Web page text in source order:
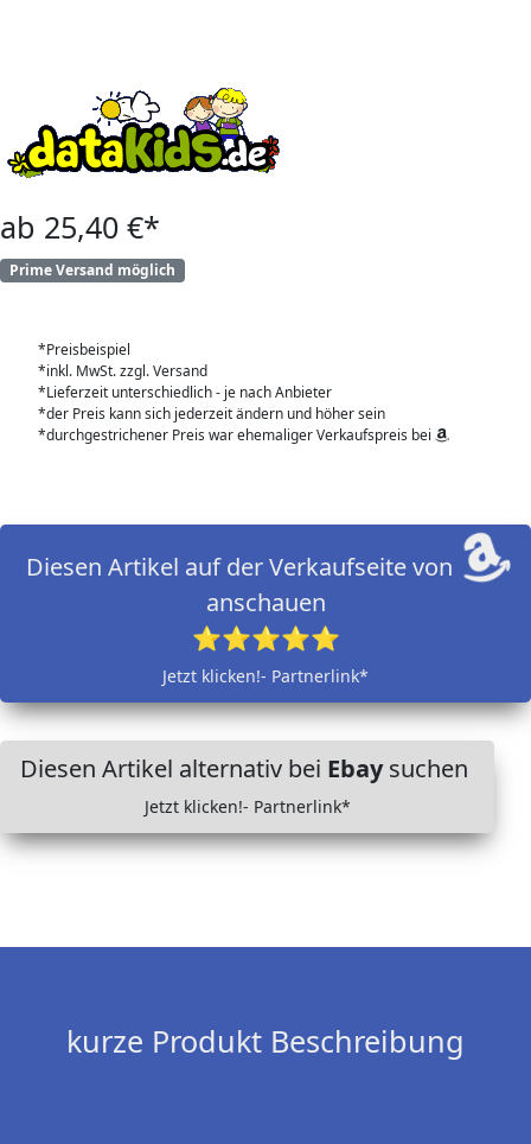
ab 25,40 €*
Prime Versand möglich
*Preisbeispiel
*inkl. MwSt. zzgl. Versand
*Lieferzeit unterschiedlich - je nach Anbieter
*der Preis kann sich jederzeit ändern und höher sein
*durchgestrichener Preis war ehemaliger Verkaufspreis bei
Diesen Artikel auf der Verkaufseite von
anschauen
⭐⭐⭐⭐⭐
Jetzt klicken!- Partnerlink*
Diesen Artikel alternativ bei Ebaysuchen
Jetzt klicken!- Partnerlink*
kurze Produkt Beschreibung